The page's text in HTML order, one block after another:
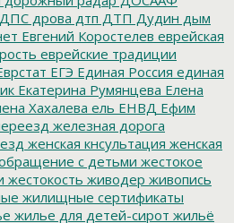
ДПС дрова дтп ДТП Дудин дым
Евгений Коростелев еврейская
еврейские традиции
ЕГЭ Единая Россия единая
Екатерина Румянцева Елена
Хахалева ель ЕНВД Ефим
железная дорога
женская кнсультация женская
с детьми жестокое
жестокость живодер живопись
жилищные сертификаты
жилье для детей-сирот жильё